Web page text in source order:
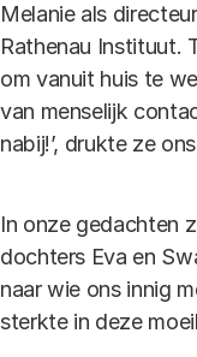
Melanie als
Rathenau Instituut.
om vanuit huis te
van menselijk
nabij!’, drukte ze
In onze gedachten
dochters Eva en
naar wie ons innig
sterkte in deze